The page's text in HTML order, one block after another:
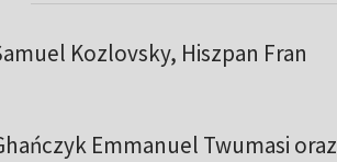
Kozlovsky, Hiszpan Fran
Emmanuel Twumasi oraz